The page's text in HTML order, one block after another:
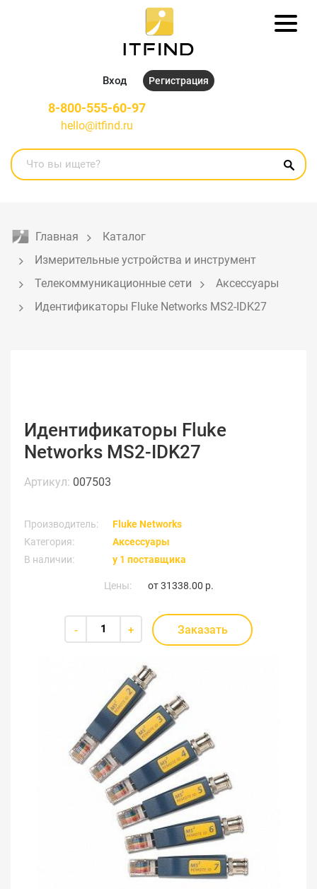
Вход Регистрация
8-800-555-60-97
hello@itfind.ru
Главная
Каталог
Измерительные устройства и инструмент
Телекоммуникационные сети
Аксессуары
Идентификаторы Fluke Networks MS2-IDK27
Идентификаторы Fluke
Networks MS2-IDK27
Артикул: 007503
Производитель:
Fluke Networks
Категория:
Аксессуары
В наличии:
у 1 поставщика
Цены: от31338.00 р.
- + Заказать